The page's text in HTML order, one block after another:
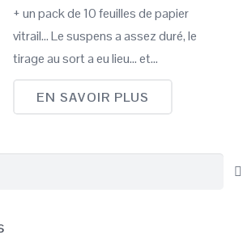
+ un pack de 10 feuilles de papier
vitrail… Le suspens a assez duré, le
tirage au sort a eu lieu… et…
EN SAVOIR PLUS